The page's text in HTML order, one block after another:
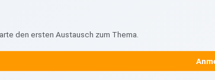
den ersten Austausch zum Thema.